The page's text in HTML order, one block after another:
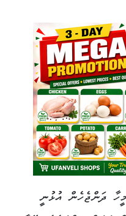
ދަންޖެހެން އުޅުނީ